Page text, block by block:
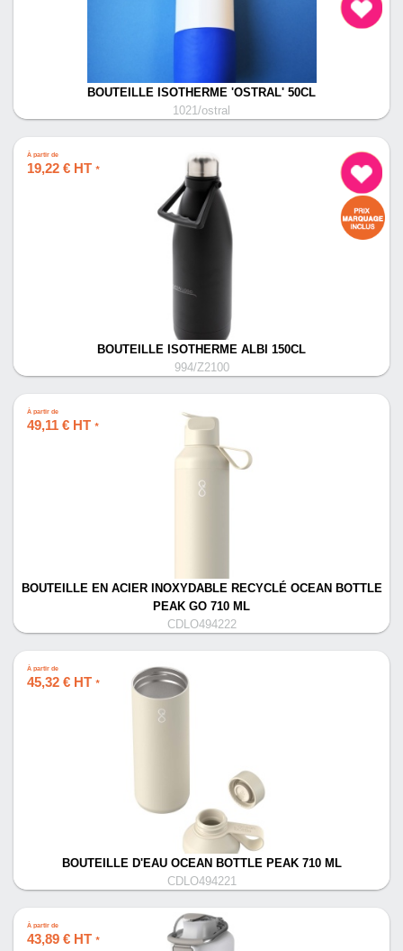
BOUTEILLE ISOTHERME 'OSTRAL' 50CL
1021/ostral
À partir de
19,22 € HT *
BOUTEILLE ISOTHERME ALBI 150CL
994/Z2100
À partir de
49,11 € HT *
BOUTEILLE EN ACIER INOXYDABLE RECYCLÉ OCEAN BOTTLE
PEAK GO 710 ML
CDLO494222
À partir de
45,32 € HT *
BOUTEILLE D'EAU OCEAN BOTTLE PEAK 710 ML
CDLO494221
À partir de
43,89 € HT *